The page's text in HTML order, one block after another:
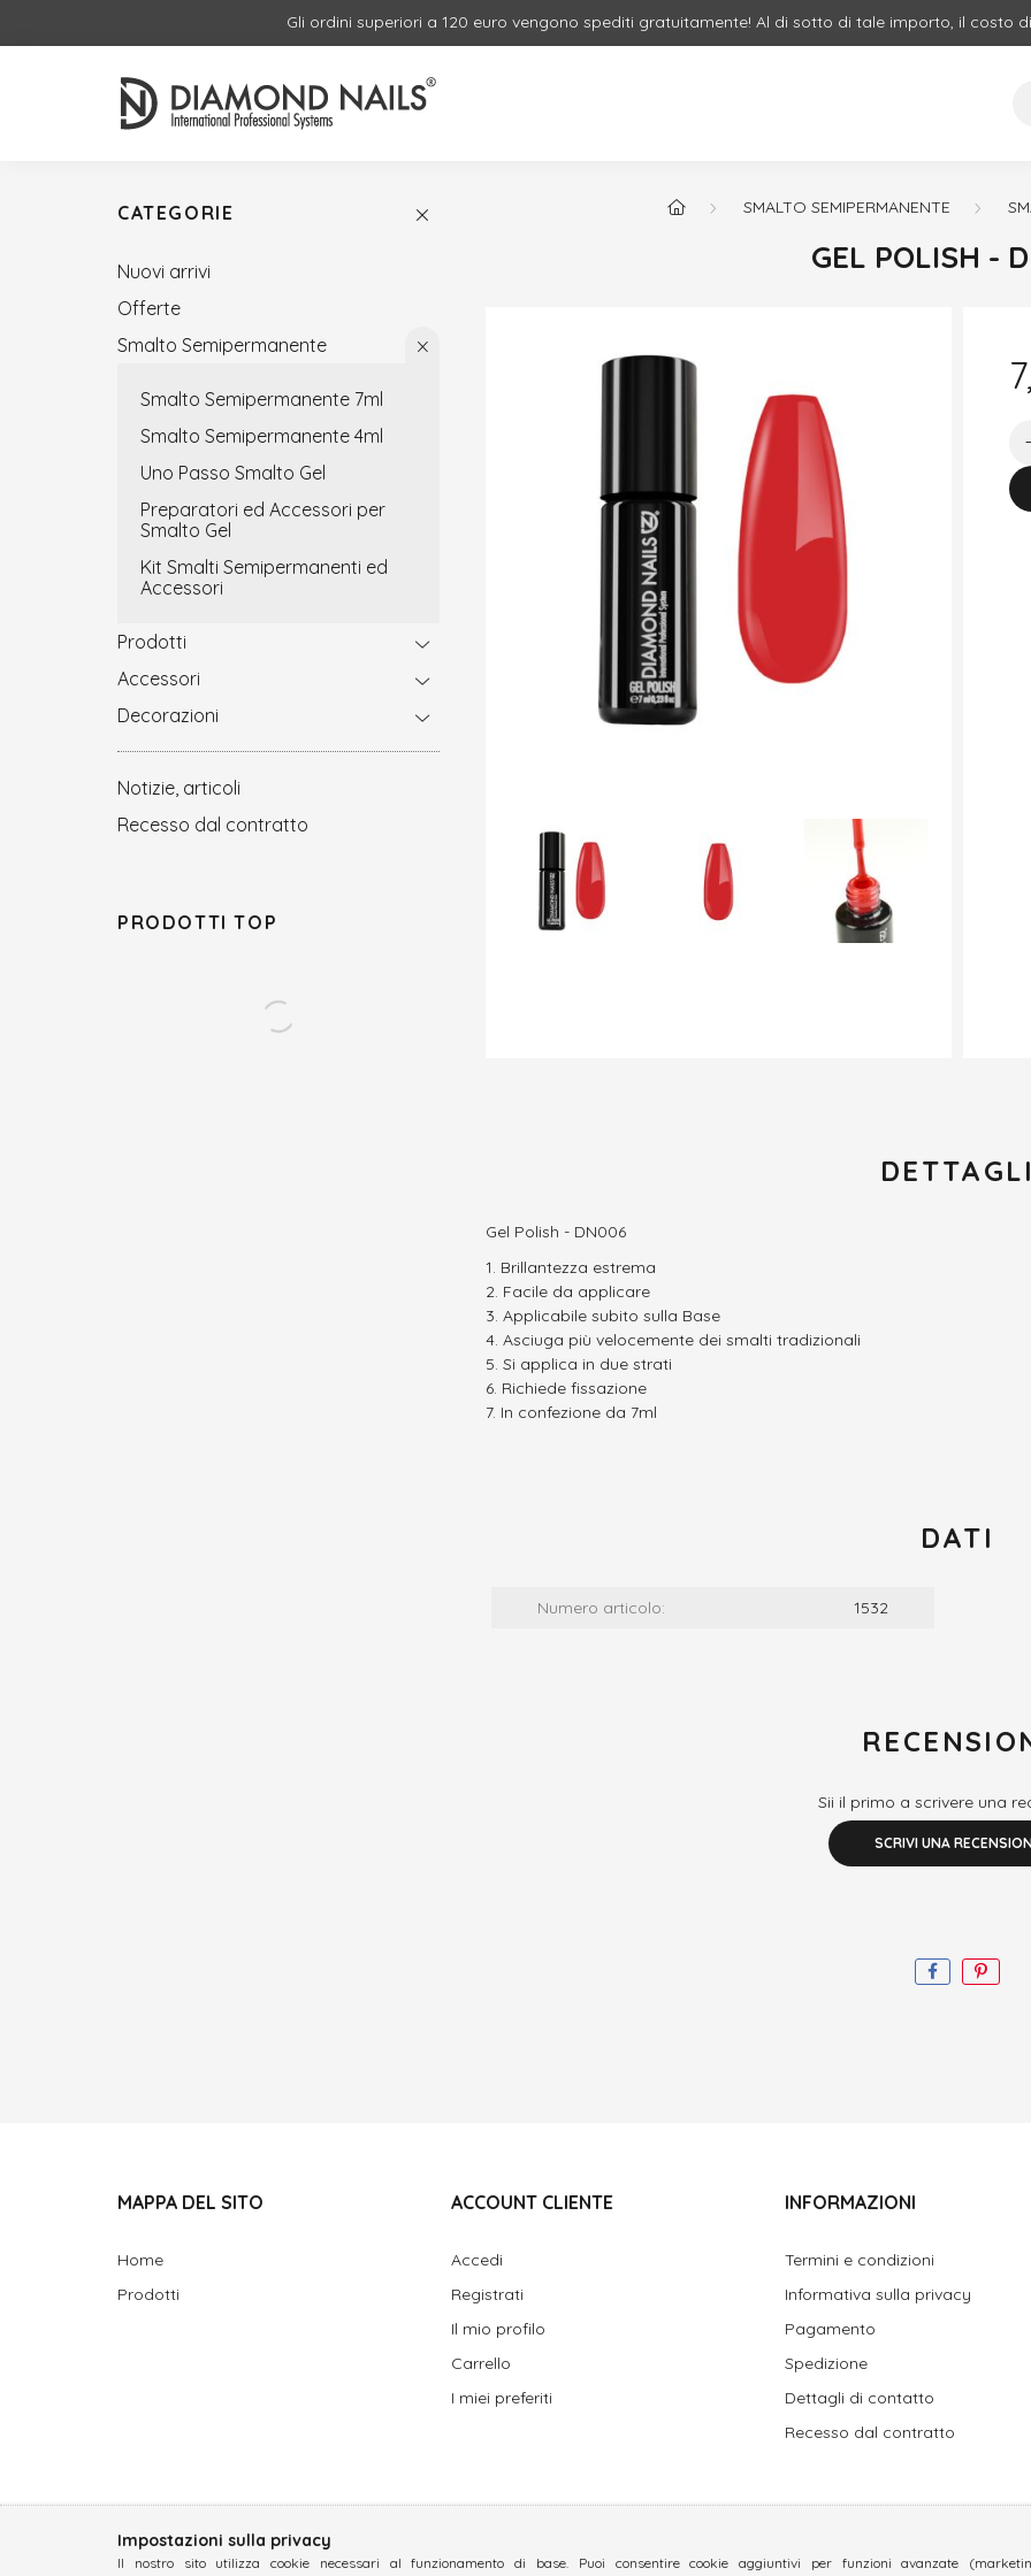
Gli ordini superiori a 120 euro vengono spediti gratuitamente! Al di sotto di tale importo, il costo
CATEGORIE
Nuovi arrivi
Offerte
Smalto Semipermanente
Smalto Semipermanente 7ml
Smalto Semipermanente 4ml
Uno Passo Smalto Gel
Preparatori ed Accessori per
Smalto Gel
Kit Smalti Semipermanenti ed
Accessori
Prodotti
Accessori
Decorazioni
Notizie, articoli
Recesso dal contratto
PRODOTTI TOP
SMALTO SEMIPERMANENTE
GEL POLISH -
Gel Polish - DN006
Brillantezza estrema
Facile da applicare
Applicabile subito sulla Base
Asciuga più velocemente dei smalti tradizionali
Si applica in due strati
Richiede fissazione
In confezione da 7ml
DATI
Numero articolo: 1532
Sii il primo a scrivere una
SCRIVI UNA
MAPPA DEL SITO
Home
Prodotti
ACCOUNT CLIENTE
Accedi
Registrati
Il mio profilo
Carrello
I miei preferiti
INFORMAZIONI
Termini e condizioni
Informativa sulla privacy
Pagamento
Spedizione
Dettagli di contatto
Recesso dal contratto
Impostazioni sulla privacy
Il nostro sito utilizza cookie necessari al funzionamento di base. Puoi consentire cookie aggiuntivi per funzioni avanzate